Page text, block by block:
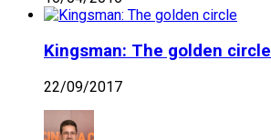
Kingsman: The golden circle
22/09/2017